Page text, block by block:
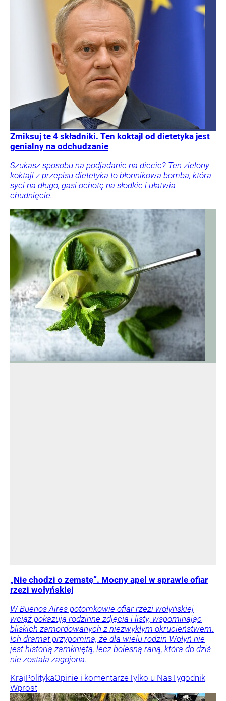
Zmiksuj te 4 składniki. Ten koktajl od dietetyka jest
genialny na odchudzanie
Szukasz sposobu na podjadanie na diecie? Ten zielony
koktajl z przepisu dietetyka to błonnikowa bomba, która
syci na długo, gasi ochotę na słodkie i ułatwia
chudnięcie.
„Nie chodzi o zemstę”. Mocny apel w sprawie ofiar
rzezi wołyńskiej
W Buenos Aires potomkowie ofiar rzezi wołyńskiej
wciąż pokazują rodzinne zdjęcia i listy, wspominając
bliskich zamordowanych z niezwykłym okrucieństwem.
Ich dramat przypomina, że dla wielu rodzin Wołyń nie
jest historią zamkniętą, lecz bolesną raną, która do dziś
nie została zagojona.
KrajPolitykaOpinie i komentarzeTylko u NasTygodnik
Wprost